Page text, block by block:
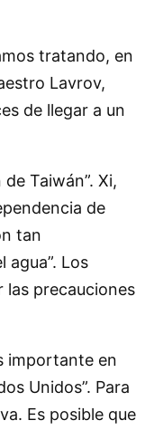
tratando, en
Lavrov,
de llegar a un
Taiwán”. Xi,
de
tan
agua”. Los
las precauciones
importante en
Unidos”. Para
Es posible que